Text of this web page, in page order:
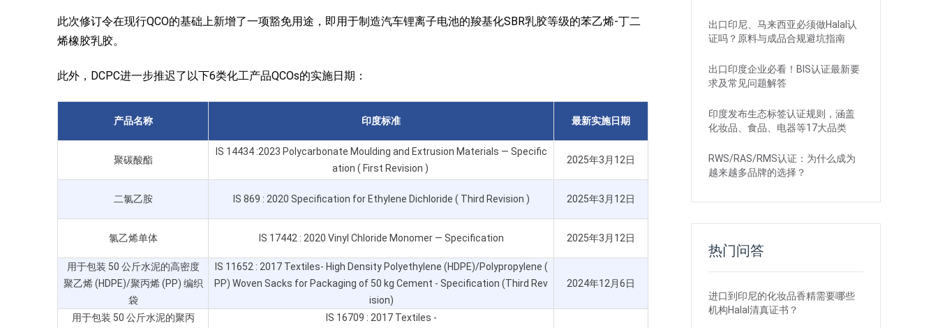
此次修订令在现行QCO的基础上新增了一项豁免用途，即用于制造汽车锂离子电池的羧基化SBR乳胶等级的苯乙烯-丁二
烯橡胶乳胶。
此外，DCPC进一步推迟了以下6类化工产品QCOs的实施日期：
产品名称 印度标准 最新实施日期
聚碳酸酯
IS 14434 :2023 Polycarbonate Moulding and Extrusion Materials — Specific
ation ( First Revision )
2025年3月12日
二氯乙胺 IS 869 : 2020 Specification for Ethylene Dichloride ( Third Revision ) 2025年3月12日
氯乙烯单体 IS 17442 : 2020 Vinyl Chloride Monomer — Specification 2025年3月12日
用于包装 50 公斤水泥的高密度
聚乙烯 (HDPE)/聚丙烯 (PP) 编织
袋
IS 11652 : 2017 Textiles- High Density Polyethylene (HDPE)/Polypropylene (
PP) Woven Sacks for Packaging of 50 kg Cement - Specification (Third Rev
ision)
2024年12月6日
用于包装 50 公斤水泥的聚丙
IS 16709 : 2017 Textiles -
出口印尼、马来西亚必须做Halal认
证吗？原料与成品合规避坑指南
出口印度企业必看！BIS认证最新要
求及常见问题解答
印度发布生态标签认证规则，涵盖
化妆品、食品、电器等17大品类
RWS/RAS/RMS认证：为什么成为
越来越多品牌的选择？
热门问答
进口到印尼的化妆品香精需要哪些
机构Halal清真证书？